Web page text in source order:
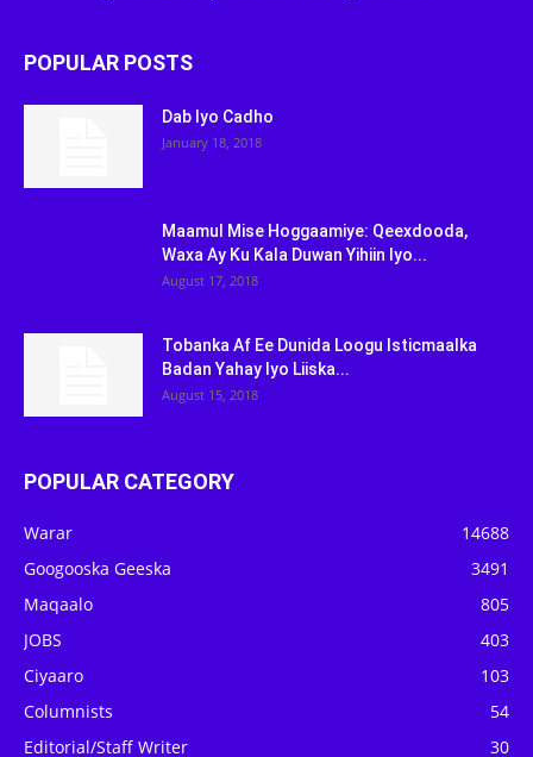
POPULAR POSTS
Dab Iyo Cadho
January 18, 2018
Maamul Mise Hoggaamiye: Qeexdooda,
Waxa Ay Ku Kala Duwan Yihiin Iyo...
August 17, 2018
Tobanka Af Ee Dunida Loogu Isticmaalka
Badan Yahay Iyo Liiska...
August 15, 2018
POPULAR CATEGORY
Warar
14688
Googooska Geeska
3491
Maqaalo
805
JOBS
403
Ciyaaro
103
Columnists
54
Editorial/Staff Writer
30